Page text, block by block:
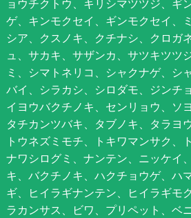
ョウチクトウ、キリシマツツジ、ギ
ゲ、キンモクセイ、ギンモクセイ、
シア、クスノキ、クチナシ、クロガ
ュ、サカキ、サザンカ、サツキツツ
ミ、シマトネリコ、シャクナゲ、シ
バイ、シラカシ、シロダモ、ジンチ
イヨウバクチノキ、センリョウ、ソ
タチカンツバキ、タブノキ、タラヨ
トウネズミモチ、トキワマンサク、
ナワシログミ、ナンテン、ニッケイ
キ、バクチノキ、ハクチョウゲ、ハ
ギ、ヒイラギナンテン、ヒイラギモ
ラカンサス、ビワ、プリペット、ベ